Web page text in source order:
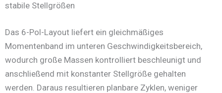
stabile Stellgrößen
Das 6-Pol-Layout liefert ein gleichmäßiges
Momentenband im unteren Geschwindigkeitsbereich,
wodurch große Massen kontrolliert beschleunigt und
anschließend mit konstanter Stellgröße gehalten
werden. Daraus resultieren planbare Zyklen, weniger